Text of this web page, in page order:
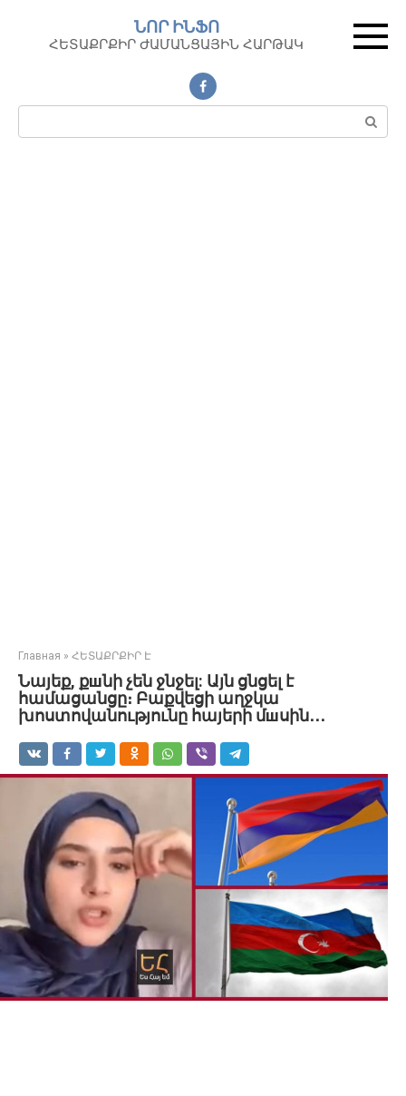
контенту
ՆՈՐ ԻՆՖՈ
ՀԵՏԱՔՐՔԻՐ ԺԱՄԱՆՑԱՅԻՆ ՀԱՐԹԱԿ
Поиск:
Главная » ՀԵՏԱՔՐՔԻՐ Է
Նայեք, քшնի չեն ջնջել: Այն ցնցել է
համացանցը։ Բաքվեցի աղջկա
խոստովանությունը հայերի մшսին․․․